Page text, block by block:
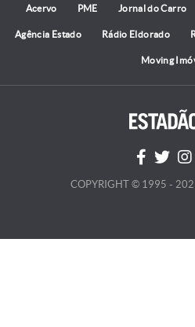
Acervo PME Jornal do Carro
Agência Estado Rádio Eldorado
Moving
COPYRIGHT © 1995 -